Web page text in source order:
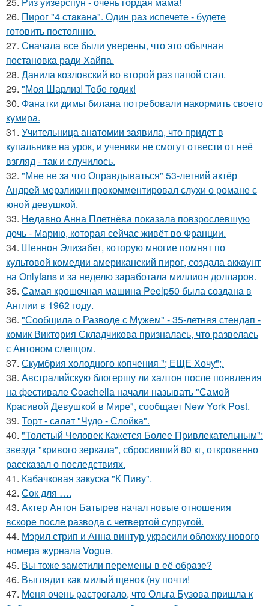
26. Пирог "4 стaкана". Один раз испечете - будете
готовить постоянно.
27. Сначала все были уверены, что это обычная
постановка ради Хайпа.
28. Данила козловский во второй раз папой стал.
29. "Моя Шарлиз! Тебе годик!
30. Фанатки димы билана потребовали накормить своего
кумира.
31. Учительница анатомии заявила, что придет в
купальнике на урок, и ученики не смогут отвести от неё
взгляд - так и случилось.
32. "Мне не за что Оправдываться" 53-летний актёр
Андрей мерзликин прокомментировал слухи о романе с
юной девушкой.
33. Недавно Анна Плетнёва показала повзрослевшую
дочь - Марию, которая сейчас живёт во Франции.
34. Шеннон Элизабет, которую многие помнят по
культовой комедии американский пирог, создала аккаунт
на Onlyfans и за неделю заработала миллион долларов.
35. Самая крошечная машинa Peelp50 была созданa в
Англии в 1962 году.
36. "Сообщила о Разводе с Мужем" - 35-летняя стендап -
комик Виктория Складчикова призналась, что развелась
с Антоном слепцом.
37. Скумбрия холодного копчения "; ЕЩЕ Хочу";.
38. Австралийскую блогершу ли халтон после появления
на фестивале Coachella начали называть "Самой
Красивой Девушкой в Мире", сообщает New York Post.
39. Торт - салат "Чудо - Слойка".
40. "Толстый Человек Кажется Более Привлекательным":
звезда "кривого зеркала", сбросивший 80 кг, откровенно
рассказал о последствиях.
41. Кабачковая закуска "К Пиву".
42. Сок для ….
43. Актер Антон Батырев начал новые отношения
вскоре после развода с четвертой супругой.
44. Мэрил стрип и Анна винтур украсили обложку нового
номера журнала Vogue.
45. Вы тоже заметили перемены в её образе?
46. Выглядит как милый щенок (ну почти!
47. Меня очень растрогало, что Ольга Бузова пришла к